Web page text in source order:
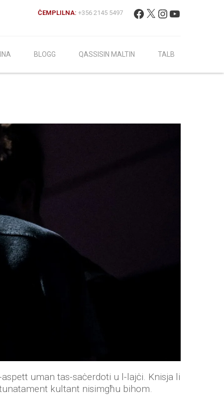
Fittex: Facebook
X Instagram
YouTube
ĊEMPLILNA: +356 2145 5497
BLOGG QASSISIN MALTIN TALB
uman tas-saċerdoti u l-lajċi. Knisja li
kultant nisimgħu bihom.